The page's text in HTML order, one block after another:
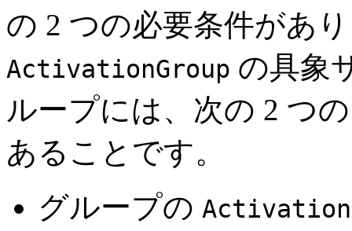
の 2 つの必要条件があ
ActivationGroup の具象
ループには、次の 2 つ
あることです。
グループの